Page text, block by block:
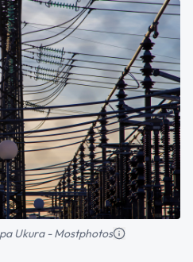
Ukura - Mostphotos